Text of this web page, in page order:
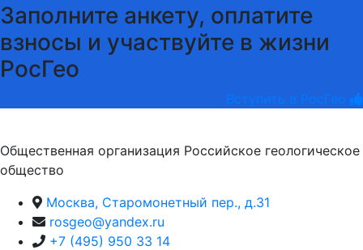
Заполните анкету, оплатите
взносы и участвуйте в жизни
РосГео
Вступить в РосГео
Общественная организация Российское геологическое
общество
Москва, Старомонетный пер., д.31
rosgeo@yandex.ru
+7 (495) 950 33 14